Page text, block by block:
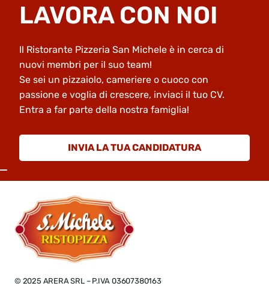
LAVORA CON NOI
Il Ristorante Pizzeria San Michele è in cerca di
nuovi membri per il suo team!
Se sei un pizzaiolo, cameriere o cuoco con
passione e voglia di crescere, inviaci il tuo CV.
Entra a far parte della nostra famiglia!
INVIA LA TUA CANDIDATURA
© 2025 ARERA SRL – P.IVA 03607380163